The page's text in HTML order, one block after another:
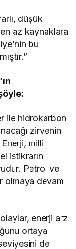
düşük
az kaynaklara
bu
ile hidrokarbon
zirvenin
milli
istikrarın
Petrol ve
olmaya devam
enerji arz
ortaya
de